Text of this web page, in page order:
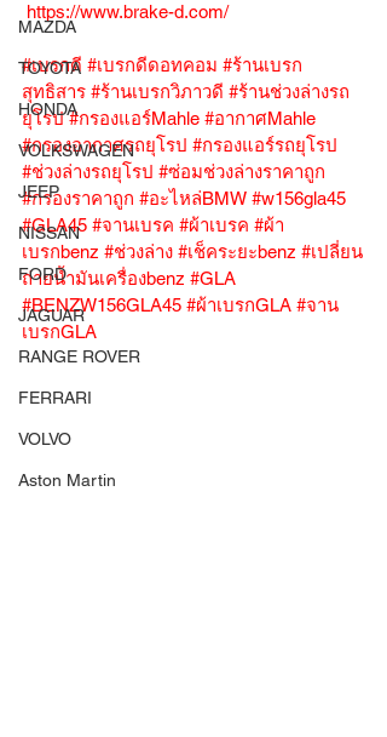
MAZDA
TOYOTA
HONDA
VOLKSWAGEN
JEEP
NISSAN
FORD
JAGUAR
RANGE ROVER
FERRARI
VOLVO
Aston Martin
https://www.brake-d.com/
#เบรกดี #เบรกดีดอทคอม #ร้านเบรก
สุทธิสาร #ร้านเบรกวิภาวดี #ร้านช่วงล่างรถ
ยุโรป #กรองแอร์Mahle #อากาศMahle
#กรองอากาศรถยุโรป #กรองแอร์รถยุโรป
#ช่วงล่างรถยุโรป #ซ่อมช่วงล่างราคาถูก
#กรองราคาถูก #อะไหล่BMW #w156gla45
#GLA45 #จานเบรค #ผ้าเบรค #ผ้า
เบรกbenz #ช่วงล่าง #เช็คระยะbenz #เปลี่ยน
ถ่ายน้ำมันเครื่องbenz #GLA
#BENZW156GLA45 #ผ้าเบรกGLA #จาน
เบรกGLA